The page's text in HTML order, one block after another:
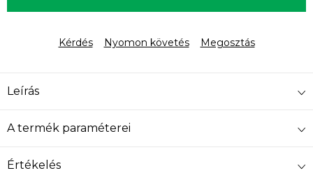
Kérdés Nyomon követés Megosztás
Leírás
A termék paraméterei
Értékelés